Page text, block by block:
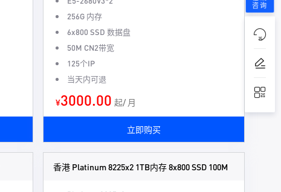
256G 内存
6x800 SSD 数据盘
50M CN2带宽
125个IP
当天内可退
¥3000.00 起/ 月
立即购买
香港 Platinum 8225x2 1TB内存 8x800 SSD 100M
咨询